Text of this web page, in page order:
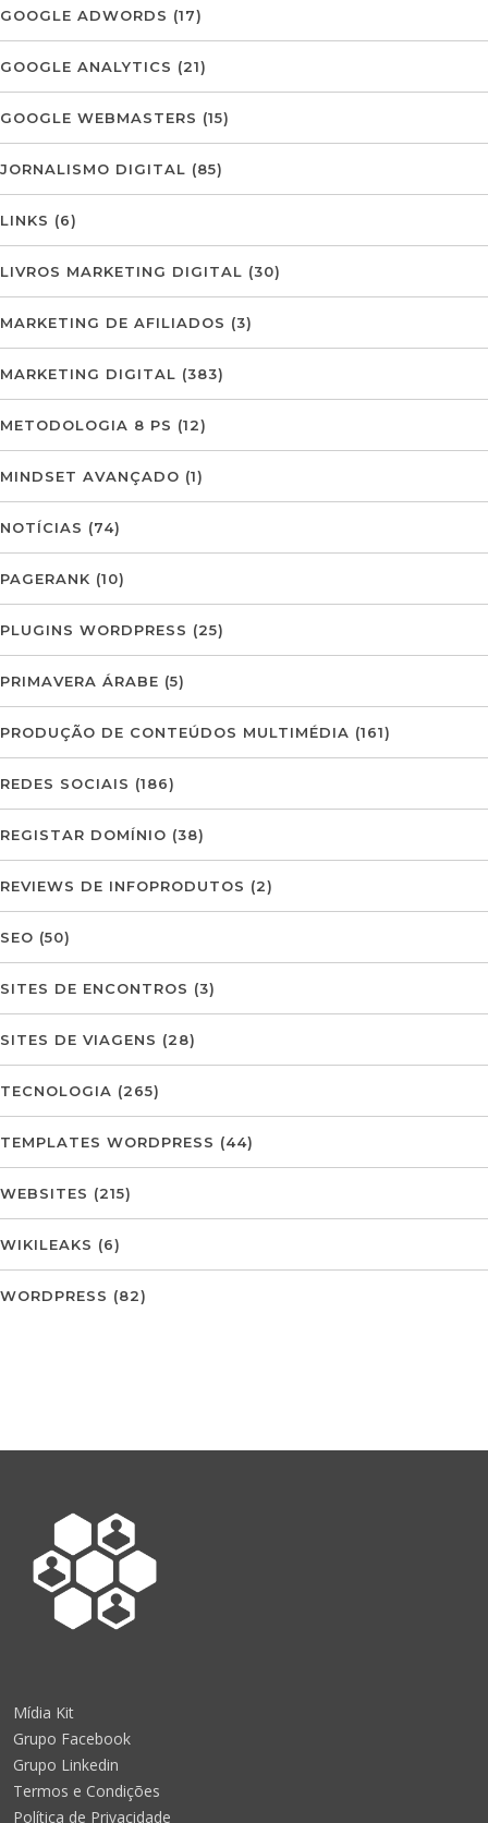
GOOGLE ADWORDS (17)
GOOGLE ANALYTICS (21)
GOOGLE WEBMASTERS (15)
JORNALISMO DIGITAL (85)
LINKS (6)
LIVROS MARKETING DIGITAL (30)
MARKETING DE AFILIADOS (3)
MARKETING DIGITAL (383)
METODOLOGIA 8 PS (12)
MINDSET AVANÇADO (1)
NOTÍCIAS (74)
PAGERANK (10)
PLUGINS WORDPRESS (25)
PRIMAVERA ÁRABE (5)
PRODUÇÃO DE CONTEÚDOS MULTIMÉDIA (161)
REDES SOCIAIS (186)
REGISTAR DOMÍNIO (38)
REVIEWS DE INFOPRODUTOS (2)
SEO (50)
SITES DE ENCONTROS (3)
SITES DE VIAGENS (28)
TECNOLOGIA (265)
TEMPLATES WORDPRESS (44)
WEBSITES (215)
WIKILEAKS (6)
WORDPRESS (82)
Mídia Kit
Grupo Facebook
Grupo Linkedin
Termos e Condições
Política de Privacidade